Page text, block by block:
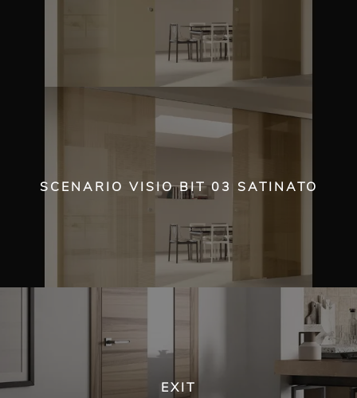
SCENARIO VISIO BIT 03 SATINATO
EXIT